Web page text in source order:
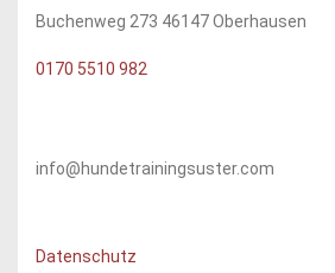
Buchenweg 273 46147 Oberhausen
0170 5510 982
info@hundetrainingsuster.com
Datenschutz